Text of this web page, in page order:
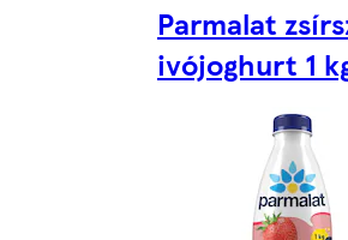
Parmalat
ivójoghurt 1